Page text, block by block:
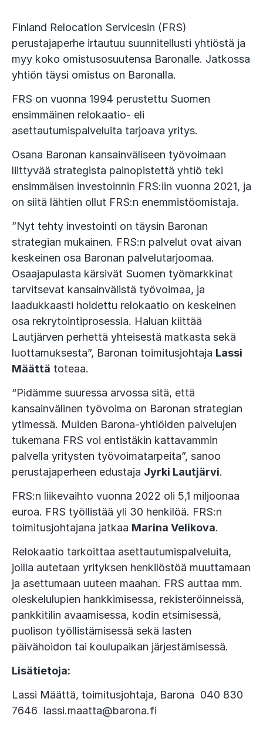
Finland Relocation Servicesin (FRS)
perustajaperhe irtautuu suunnitellusti yhtiöstä ja
myy koko omistusosuutensa Baronalle. Jatkossa
yhtiön täysi omistus on Baronalla.
FRS on vuonna 1994 perustettu Suomen
ensimmäinen relokaatio- eli
asettautumispalveluita tarjoava yritys.
Osana Baronan kansainväliseen työvoimaan
liittyvää strategista painopistettä yhtiö teki
ensimmäisen investoinnin FRS:iin vuonna 2021, ja
on siitä lähtien ollut FRS:n enemmistöomistaja.
”Nyt tehty investointi on täysin Baronan
strategian mukainen. FRS:n palvelut ovat aivan
keskeinen osa Baronan palvelutarjoomaa.
Osaajapulasta kärsivät Suomen työmarkkinat
tarvitsevat kansainvälistä työvoimaa, ja
laadukkaasti hoidettu relokaatio on keskeinen
osa rekrytointiprosessia. Haluan kiittää
Lautjärven perhettä yhteisestä matkasta sekä
luottamuksesta”, Baronan toimitusjohtaja Lassi
Määttä toteaa.
“Pidämme suuressa arvossa sitä, että
kansainvälinen työvoima on Baronan strategian
ytimessä. Muiden Barona-yhtiöiden palvelujen
tukemana FRS voi entistäkin kattavammin
palvella yritysten työvoimatarpeita”, sanoo
perustajaperheen edustaja Jyrki Lautjärvi.
FRS:n liikevaihto vuonna 2022 oli 5,1 miljoonaa
euroa. FRS työllistää yli 30 henkilöä. FRS:n
toimitusjohtajana jatkaa Marina Velikova.
Relokaatio tarkoittaa asettautumispalveluita,
joilla autetaan yrityksen henkilöstöä muuttamaan
ja asettumaan uuteen maahan. FRS auttaa mm.
oleskelulupien hankkimisessa, rekisteröinneissä,
pankkitilin avaamisessa, kodin etsimisessä,
puolison työllistämisessä sekä lasten
päivähoidon tai koulupaikan järjestämisessä.
Lisätietoja:
Lassi Määttä, toimitusjohtaja, Barona 040 830
7646 lassi.maatta@barona.fi